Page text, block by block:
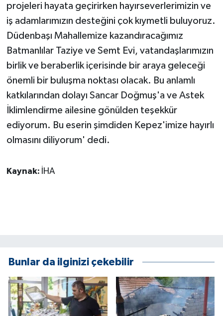
projeleri hayata geçirirken hayırseverlerimizin ve
iş adamlarımızın desteğini çok kıymetli buluyoruz.
Düdenbaşı Mahallemize kazandıracağımız
Batmanlılar Taziye ve Semt Evi, vatandaşlarımızın
birlik ve beraberlik içerisinde bir araya geleceği
önemli bir buluşma noktası olacak. Bu anlamlı
katkılarından dolayı Sancar Doğmuş'a ve Astek
İklimlendirme ailesine gönülden teşekkür
ediyorum. Bu eserin şimdiden Kepez'imize hayırlı
olmasını diliyorum' dedi.
Kaynak: İHA
Bunlar da ilginizi çekebilir
Yerel Haberler